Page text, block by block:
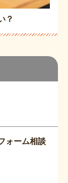
ォーム相談
？